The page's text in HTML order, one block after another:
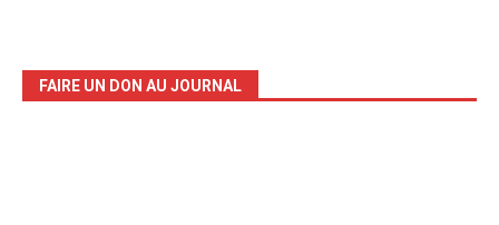
FAIRE UN DON AU JOURNAL